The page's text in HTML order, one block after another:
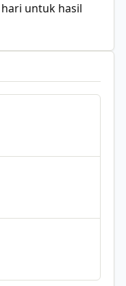
untuk hasil